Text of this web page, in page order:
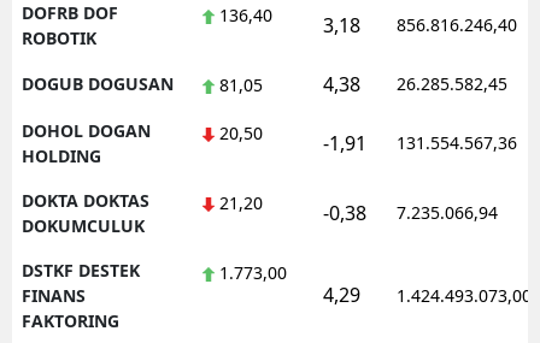
DOFRB DOF
ROBOTIK
136,40 3,18 856.816.246,40
DOGUB DOGUSAN 81,05 4,38 26.285.582,45
DOHOL DOGAN
HOLDING
20,50 -1,91 131.554.567,36
DOKTA DOKTAS
DOKUMCULUK
21,20 -0,38 7.235.066,94
DSTKF DESTEK
FINANS
FAKTORING
1.773,00
4,29 1.424.493.073,00